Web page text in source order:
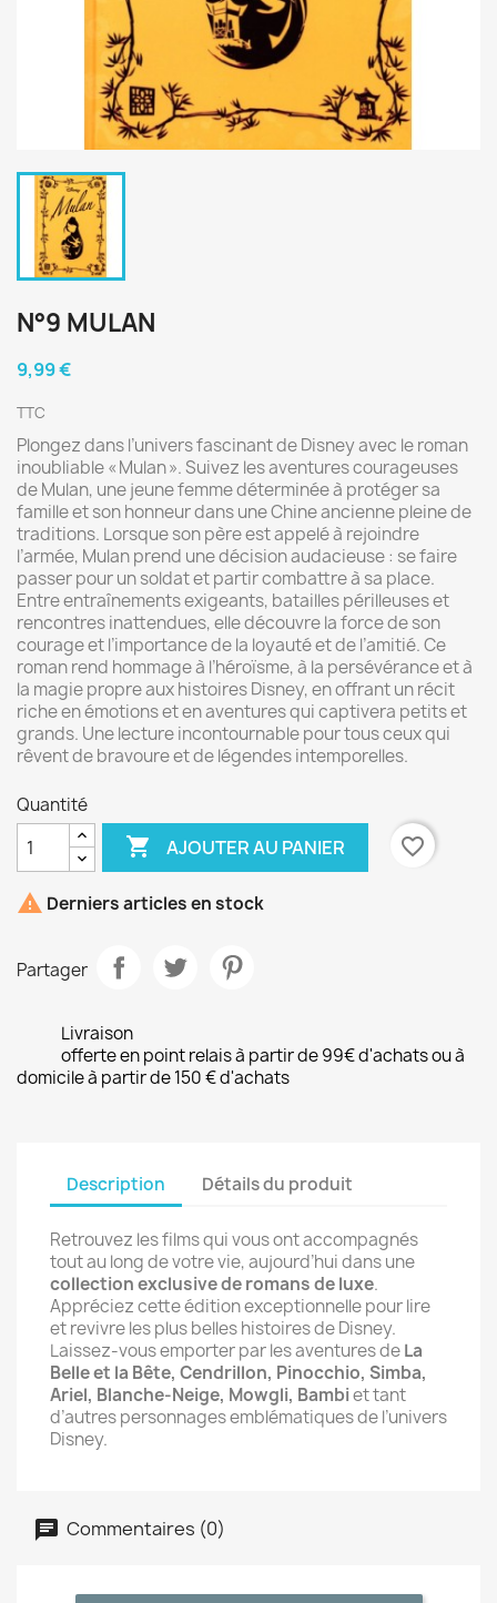
N°9 MULAN
9,99 €
TTC
Plongez dans l’univers fascinant de Disney avec le roman
inoubliable « Mulan ». Suivez les aventures courageuses
de Mulan, une jeune femme déterminée à protéger sa
famille et son honneur dans une Chine ancienne pleine de
traditions. Lorsque son père est appelé à rejoindre
l’armée, Mulan prend une décision audacieuse : se faire
passer pour un soldat et partir combattre à sa place.
Entre entraînements exigeants, batailles périlleuses et
rencontres inattendues, elle découvre la force de son
courage et l’importance de la loyauté et de l’amitié. Ce
roman rend hommage à l’héroïsme, à la persévérance et à
la magie propre aux histoires Disney, en offrant un récit
riche en émotions et en aventures qui captivera petits et
grands. Une lecture incontournable pour tous ceux qui
rêvent de bravoure et de légendes intemporelles.
Quantité
 AJOUTER AU PANIER favorite_border
 Derniers articles en stock
Partager
Livraison
offerte en point relais à partir de 99€ d'achats ou à
domicile à partir de 150 € d'achats
Description Détails du produit
Retrouvez les films qui vous ont accompagnés
tout au long de votre vie, aujourd’hui dans une
collection exclusive de romans de luxe.
Appréciez cette édition exceptionnelle pour lire
et revivre les plus belles histoires de Disney.
Laissez-vous emporter par les aventures deLa
Belle et la Bête, Cendrillon, Pinocchio, Simba,
Ariel, Blanche-Neige, Mowgli, Bambiet tant
d’autres personnages emblématiques de l’univers
Disney.
Commentaires (0)